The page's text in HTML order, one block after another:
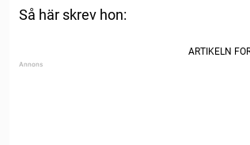
Så här skrev hon: